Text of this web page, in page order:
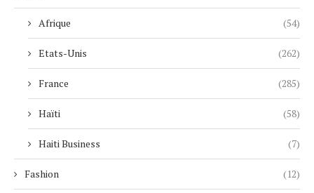
Afrique (54)
Etats-Unis (262)
France (285)
Haïti (58)
Haiti Business (7)
Fashion (12)